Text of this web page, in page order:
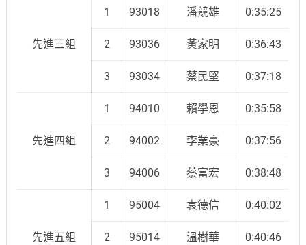
先進三組
1 93018 潘競雄 0:35:25
2 93036 黃家明 0:36:43
3 93034 蔡民堅 0:37:18
先進四組
1 94010 賴學恩 0:35:58
2 94002 李業豪 0:37:56
3 94006 蔡富宏 0:38:48
先進五組
1 95004 袁德信 0:40:02
2 95014 溫樹華 0:40:46